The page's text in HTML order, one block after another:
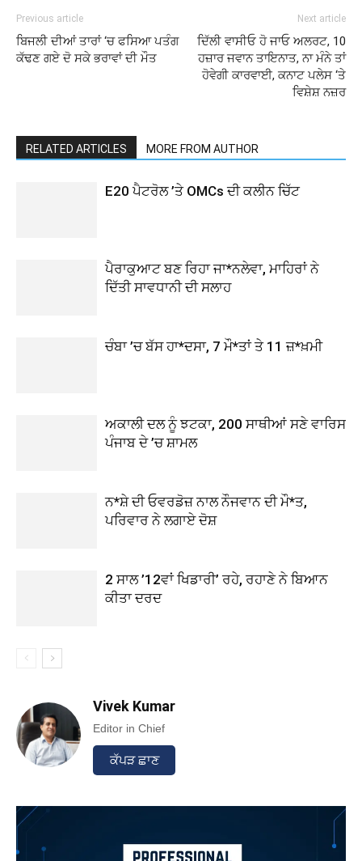
Previous article
ਬਿਜਲੀ ਦੀਆਂ ਤਾਰਾਂ ‘ਚ ਫਸਿਆ ਪਤੰਗ
ਕੱਢਣ ਗਏ ਦੋ ਸਕੇ ਭਰਾਵਾਂ ਦੀ ਮੌਤ
Next article
ਦਿੱਲੀ ਵਾਸੀਓ ਹੋ ਜਾਓ ਅਲਰਟ, 10
ਹਜ਼ਾਰ ਜਵਾਨ ਤਾਇਨਾਤ, ਨਾ ਮੰਨੇ ਤਾਂ
ਹੋਵੇਗੀ ਕਾਰਵਾਈ, ਕਨਾਟ ਪਲੇਸ ‘ਤੇ
ਵਿਸ਼ੇਸ਼ ਨਜ਼ਰ
RELATED ARTICLES MORE FROM AUTHOR
E20 ਪੈਟਰੋਲ ’ਤੇ OMCs ਦੀ ਕਲੀਨ ਚਿੱਟ
ਪੈਰਾਕੁਆਟ ਬਣ ਰਿਹਾ ਜਾ*ਨਲੇਵਾ, ਮਾਹਿਰਾਂ ਨੇ
ਦਿੱਤੀ ਸਾਵਧਾਨੀ ਦੀ ਸਲਾਹ
ਚੰਬਾ ’ਚ ਬੱਸ ਹਾ*ਦਸਾ, 7 ਮੌ*ਤਾਂ ਤੇ 11 ਜ਼*ਖ਼ਮੀ
ਅਕਾਲੀ ਦਲ ਨੂੰ ਝਟਕਾ, 200 ਸਾਥੀਆਂ ਸਣੇ ਵਾਰਿਸ
ਪੰਜਾਬ ਦੇ ’ਚ ਸ਼ਾਮਲ
ਨ*ਸ਼ੇ ਦੀ ਓਵਰਡੋਜ਼ ਨਾਲ ਨੌਜਵਾਨ ਦੀ ਮੌ*ਤ,
ਪਰਿਵਾਰ ਨੇ ਲਗਾਏ ਦੋਸ਼
2 ਸਾਲ ’12ਵਾਂ ਖਿਡਾਰੀ’ ਰਹੇ, ਰਹਾਣੇ ਨੇ ਬਿਆਨ
ਕੀਤਾ ਦਰਦ
Vivek Kumar
Editor in Chief
ਕੱਪੜ ਛਾਣ